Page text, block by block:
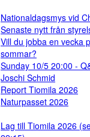
Nationaldagsmys vid
Senaste nytt från
Vill du jobba en vecka
sommar?
Sunday 10/5 20:00 -
Joschi Schmid
Report Tiomila 2026
Naturpasset 2026
Lag till Tiomila 2026